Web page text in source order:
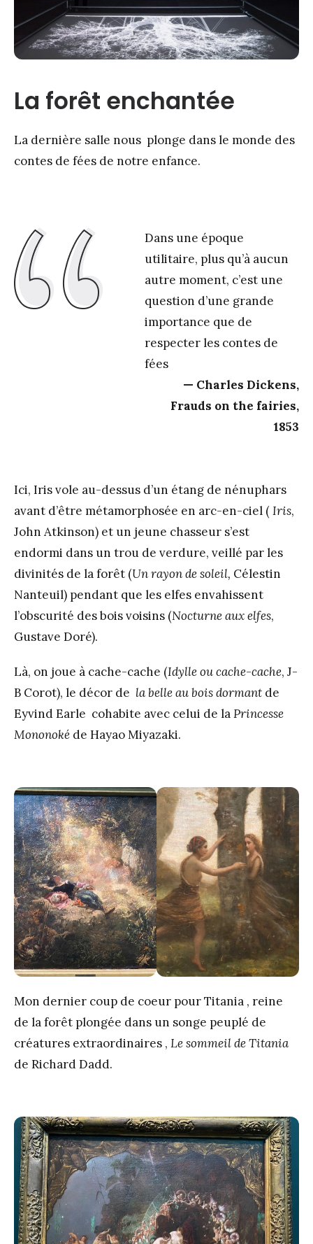
La forêt enchantée
La dernière salle nous plonge dans le monde des
contes de fées de notre enfance.
Dans une époque
utilitaire, plus qu’à aucun
autre moment, c’est une
question d’une grande
importance que de
respecter les contes de
fées
Charles Dickens,
Frauds on the fairies,
1853
Ici, Iris vole au-dessus d’un étang de nénuphars
avant d’être métamorphosée en arc-en-ciel (Iris,
John Atkinson) et un jeune chasseur s’est
endormi dans un trou de verdure, veillé par les
divinités de la forêt (Un rayon de soleil, Célestin
Nanteuil) pendant que les elfes envahissent
l’obscurité des bois voisins (Nocturne aux elfes,
Gustave Doré).
Là, on joue à cache-cache (Idylle ou cache-cache, J-
B Corot), le décor de la belle au bois dormant de
Eyvind Earle cohabite avec celui de laPrincesse
Mononoké de Hayao Miyazaki.
Mon dernier coup de coeur pour Titania , reine
de la forêt plongée dans un songe peuplé de
créatures extraordinaires , Le sommeil de Titania
de Richard Dadd.